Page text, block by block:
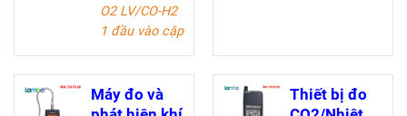
O2 LV/CO-H2
1 đầu vào cặp
Bảo vệ cảm
biến bằng
cách tắt máy
Máy đo và
Thiết bị đo